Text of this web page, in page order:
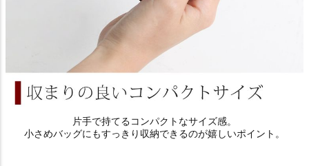
片手で持てるコンパクトなサイズ感。
小さめバッグにもすっきり収納できるのが嬉しいポイント。